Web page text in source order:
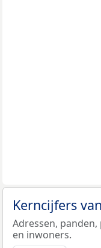
Kerncijfers
Adressen,
en inwoners.